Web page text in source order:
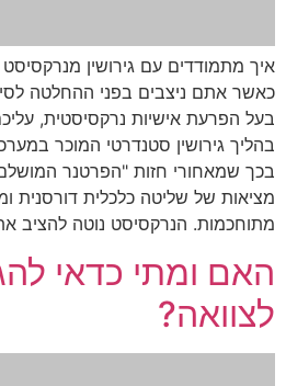
איך מתמודדים עם גירושין
כאשר אתם ניצבים בפני ההחלטה
בעל הפרעת אישיות נרקסיסטית,
בהליך גירושין סטנדרטי המוכר
בכך שמאחורי חזות "הפרטנר
מציאות של שליטה כלכלית דורסנית
מתוחכמות. הנרקסיסט נוטה להציב
האם ומתי כדאי
לצוואה?